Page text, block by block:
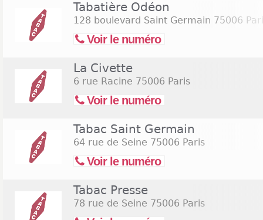
Tabatière Odéon
128 boulevard Saint Germain 75006
Voir le numéro
La Civette
6 rue Racine 75006 Paris
Voir le numéro
Tabac Saint Germain
64 rue de Seine 75006 Paris
Voir le numéro
Tabac Presse
78 rue de Seine 75006 Paris